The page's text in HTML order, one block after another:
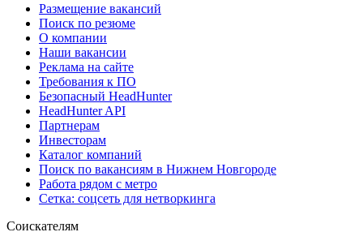
Размещение вакансий
Поиск по резюме
О компании
Наши вакансии
Реклама на сайте
Требования к ПО
Безопасный HeadHunter
HeadHunter API
Партнерам
Инвесторам
Каталог компаний
Поиск по вакансиям в Нижнем Новгороде
Работа рядом с метро
Сетка: соцсеть для нетворкинга
Соискателям